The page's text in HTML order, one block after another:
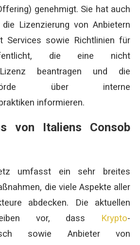
genehmigt. Sie hat auch
Lizenzierung von Anbietern
Services sowie Richtlinien für
die eine nicht
beantragen und die
über interne
informieren.
von Italiens Consob
umfasst ein sehr breites
die viele Aspekte aller
abdecken. Die aktuellen
vor, dass Krypto-
sowie Anbieter von